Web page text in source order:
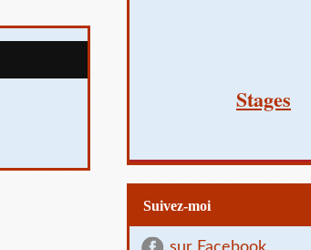
Stages
Suivez-moi
sur Facebook